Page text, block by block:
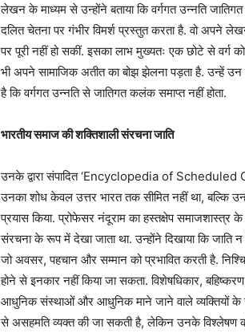
लेखन के माध्यम से उन्होंने बताया कि वर्गगत उन्नति
दलित चेतना पर गंभीर विमर्श प्रस्तुत करता है. वो अपने
पर पूरी नहीं हो सकीं. इसका लाभ मुख्यतः एक छोटे से वर्ग
भी अपने सामाजिक अतीत का बोझ झेलना पड़ता है. उन्हें उन
है कि वर्गगत उन्नति से जातिगत कलंक समाप्त नहीं होता.
भारतीय समाज की शक्तिशाली संरचना जाति
उनके द्वारा संपादित ‘Encyclopedia of
उनका शोध केवल उत्तर भारत तक सीमित नहीं था, बल्कि
प्रयास किया. प्रोफेसर नंदूराम का हस्तक्षेप समाजशास्त्र
संरचना के रूप में देखा जाता था. उन्होंने दिखाया कि
जो अवसर, पहचान और सम्मान को प्रभावित करती है.
होने से इनकार नहीं किया जा सकता. विशेषधिकार,
आधुनिक संस्थाओं और आधुनिक माने जाने वाले व्यक्तियों के
से असहमति व्यक्त की जा सकती है, लेकिन उनके विश्लेषण